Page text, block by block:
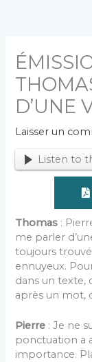
D’UNE
Laisser un
Listen to
Thomas :
me parler
toujours
ennuyeux.
dans un texte,
après un mot,
Pierre : Je ne
ponctuation a
importance.